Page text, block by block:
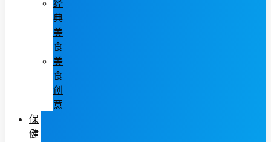
经
典
美
食
美
食
创
意
保
健